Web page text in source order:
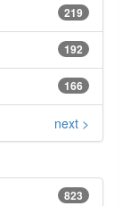
219
192
166
next >
823